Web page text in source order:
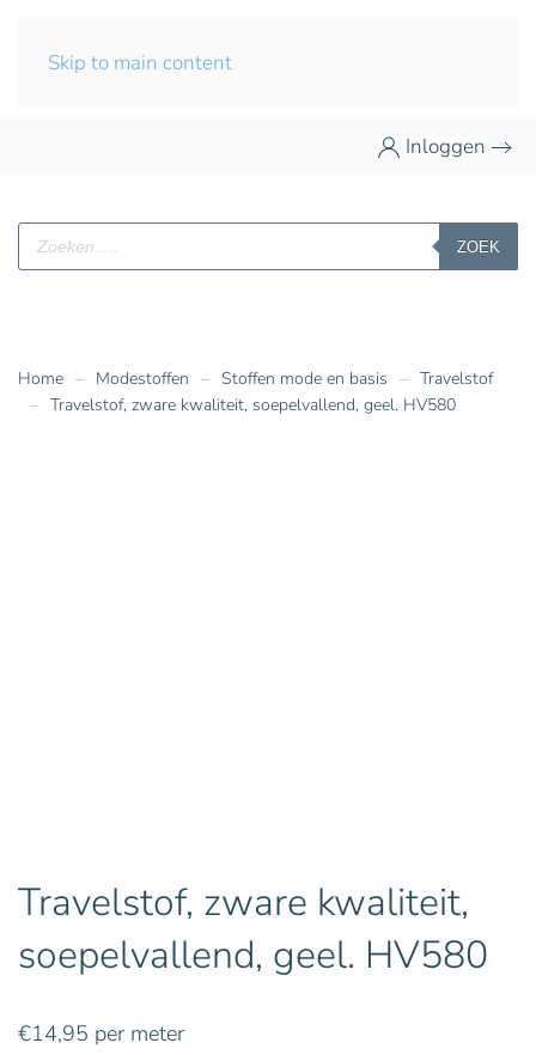
Skip to main content
Inloggen
Producten
zoeken
ZOEK
Home Modestoffen Stoffen mode en basis
Travelstof
Travelstof, zware kwaliteit, soepelvallend, geel. HV580
Travelstof, zware kwaliteit,
soepelvallend, geel. HV580
€14,95 per meter